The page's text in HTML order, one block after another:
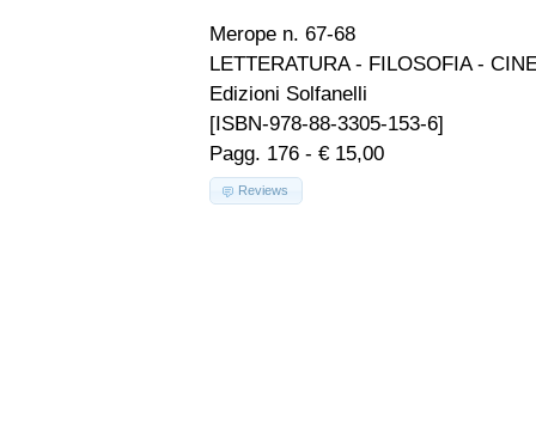
Merope n. 67-68
LETTERATURA - FILOSOFIA -
Edizioni Solfanelli
[ISBN-978-88-3305-153-6]
Pagg. 176 - € 15,00
Reviews